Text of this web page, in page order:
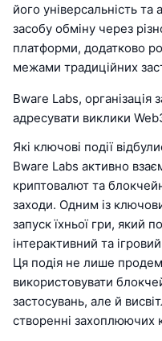
його універсальність та
засобу обміну через
платформи, додатково
межами традиційних
Bware Labs, організація
адресувати виклики
Які ключові події
Bware Labs активно
криптовалют та
заходи. Одним із
запуск їхньої гри, який
інтерактивний та
Ця подія не лише
використовувати
застосувань, але й
створенні захоплюючих